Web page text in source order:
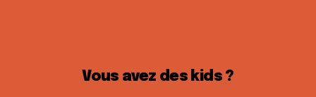
Vous avez des kids ?